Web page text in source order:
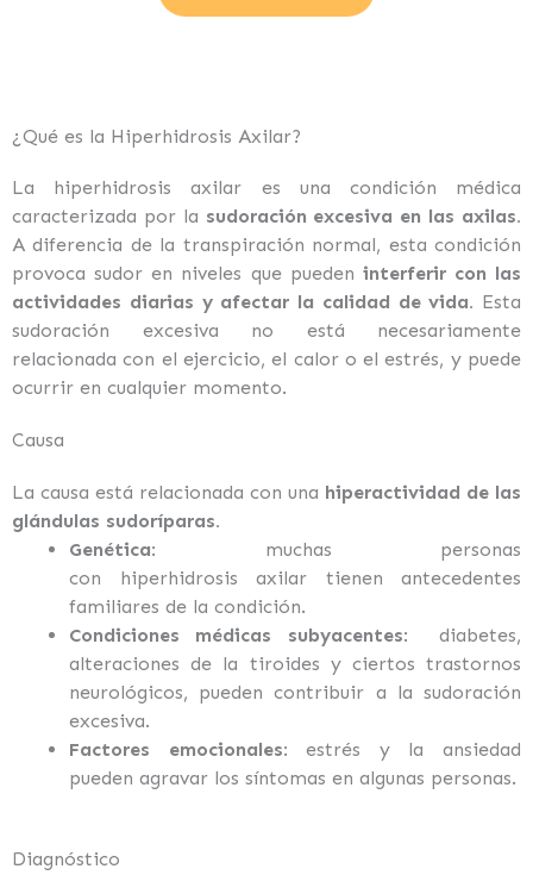
¿Qué es la Hiperhidrosis Axilar?
La hiperhidrosis axilar es una condición médica
caracterizada por la sudoración excesiva en las axilas.
A diferencia de la transpiración normal, esta condición
provoca sudor en niveles que pueden interferir con las
actividades diarias y afectar la calidad de vida. Esta
sudoración excesiva no está necesariamente
relacionada con el ejercicio, el calor o el estrés, y puede
ocurrir en cualquier momento.
Causa
La causa está relacionada con una hiperactividad de las
glándulas sudoríparas.
Genética: muchas personas
con hiperhidrosis axilar tienen antecedentes
familiares de la condición.
Condiciones médicas subyacentes: diabetes,
alteraciones de la tiroides y ciertos trastornos
neurológicos, pueden contribuir a la sudoración
excesiva.
Factores emocionales: estrés y la ansiedad
pueden agravar los síntomas en algunas personas.
Diagnóstico